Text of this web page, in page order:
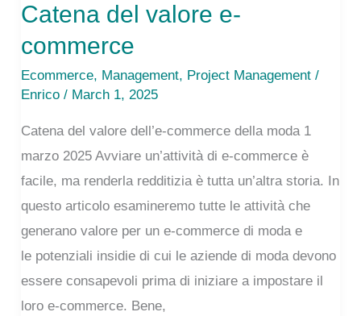
Catena del valore e-
commerce
Ecommerce, Management, Project Management /
Enrico/ March 1, 2025
Catena del valore dell’e-commerce della moda 1
marzo 2025 Avviare un’attività di e-commerce è
facile, ma renderla redditizia è tutta un’altra storia. In
questo articolo esamineremo tutte le attività che
generano valore per un e-commerce di moda e
le potenziali insidie ​​di cui le aziende di moda devono
essere consapevoli prima di iniziare a impostare il
loro e-commerce. Bene,